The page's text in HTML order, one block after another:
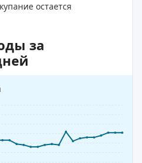
остается
за